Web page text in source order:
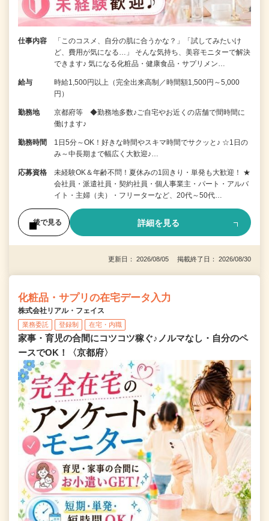
仕事内容
「このコスメ、自分の肌に合うかな？」「試してみたいけ
ど、費用が気になる…」 そんな気持ち、美容モニターで解決
できます♪ 気になる化粧品・健康食品・サプリメン…
給与
時給1,500円以上（完全出来高制／時間額1,500円～5,000
円）
勤務地
京都府等 ◆勤務地多数♪ご自宅やお近くの店舗で間時間に
働けます♪
勤務時間
1日5分～OK！好きな時間やスキマ時間でサクッと♪ ☆1日の
み～中長期まで幅広く大歓迎♪…
応募資格
未経験OK＆年齢不問！夏休みの1回きり・単発も大歓迎！ ★
会社員・派遣社員・契約社員・個人事業主・パート・アルバ
イト・主婦（夫）・フリーターなど、20代～50代…
後で見る 詳細を見る
更新日： 2026/08/05 掲載終了日： 2026/08/30
化粧品・サプリの在宅データ入力
株式会社リアル・フェイス
業務委託 登録制 在宅・内職
家事・育児の合間にコツコツ稼ぐ♪ノルマなし・自分のペ
ースでOK！〈京都府〉